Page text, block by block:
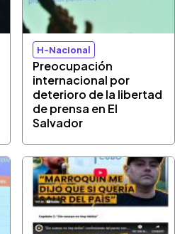
H-Nacional
Preocupación
internacional por
deterioro de la libertad
de prensa en El
Salvador